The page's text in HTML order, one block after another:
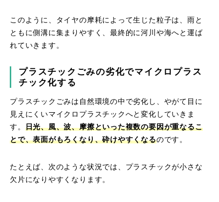
このように、タイヤの摩耗によって生じた粒子は、雨と
ともに側溝に集まりやすく、最終的に河川や海へと運ば
れていきます。
プラスチックごみの劣化でマイクロプラス
チック化する
プラスチックごみは自然環境の中で劣化し、やがて目に
見えにくいマイクロプラスチックへと変化していきま
す。 日光、風、波、摩擦といった複数の要因が重なるこ
とで、表面がもろくなり、砕けやすくなるのです。
たとえば、次のような状況では、プラスチックが小さな
欠片になりやすくなります。